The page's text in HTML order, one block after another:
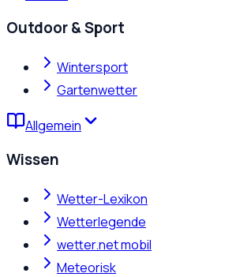
Outdoor & Sport
Wintersport
Gartenwetter
Allgemein
Wissen
Wetter-Lexikon
Wetterlegende
wetter.net mobil
Meteorisk